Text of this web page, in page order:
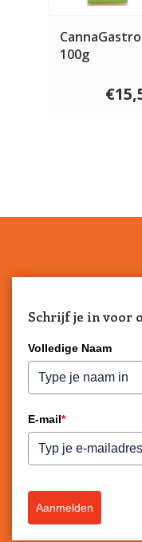
100g
Schrijf je in voor
Volledige Naam
E-mail*
Aanmelden